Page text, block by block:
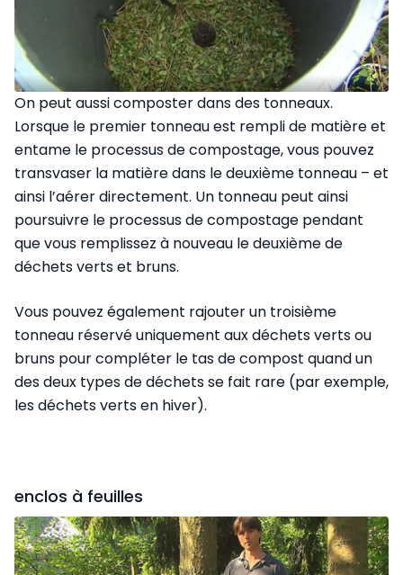
On peut aussi composter dans des tonneaux.
Lorsque le premier tonneau est rempli de matière et
entame le processus de compostage, vous pouvez
transvaser la matière dans le deuxième tonneau – et
ainsi l’aérer directement. Un tonneau peut ainsi
poursuivre le processus de compostage pendant
que vous remplissez à nouveau le deuxième de
déchets verts et bruns.
Vous pouvez également rajouter un troisième
tonneau réservé uniquement aux déchets verts ou
bruns pour compléter le tas de compost quand un
des deux types de déchets se fait rare (par exemple,
les déchets verts en hiver).
enclos à feuilles